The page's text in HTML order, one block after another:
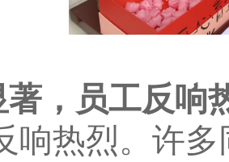
著，员工反响
响热烈。许